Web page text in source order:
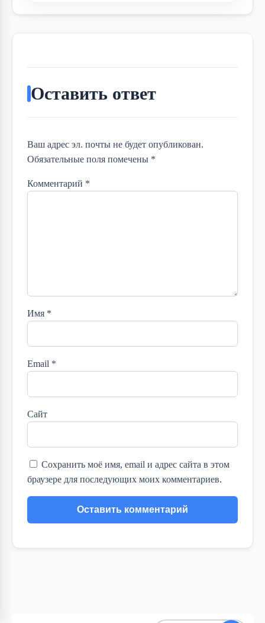
Оставить ответ
Ваш адрес эл. почты не будет опубликован.
Обязательные поля помечены *
Комментарий *
Имя *
Email *
Сайт
Сохранить моё имя, email и адрес сайта в этом
браузере для последующих моих комментариев.